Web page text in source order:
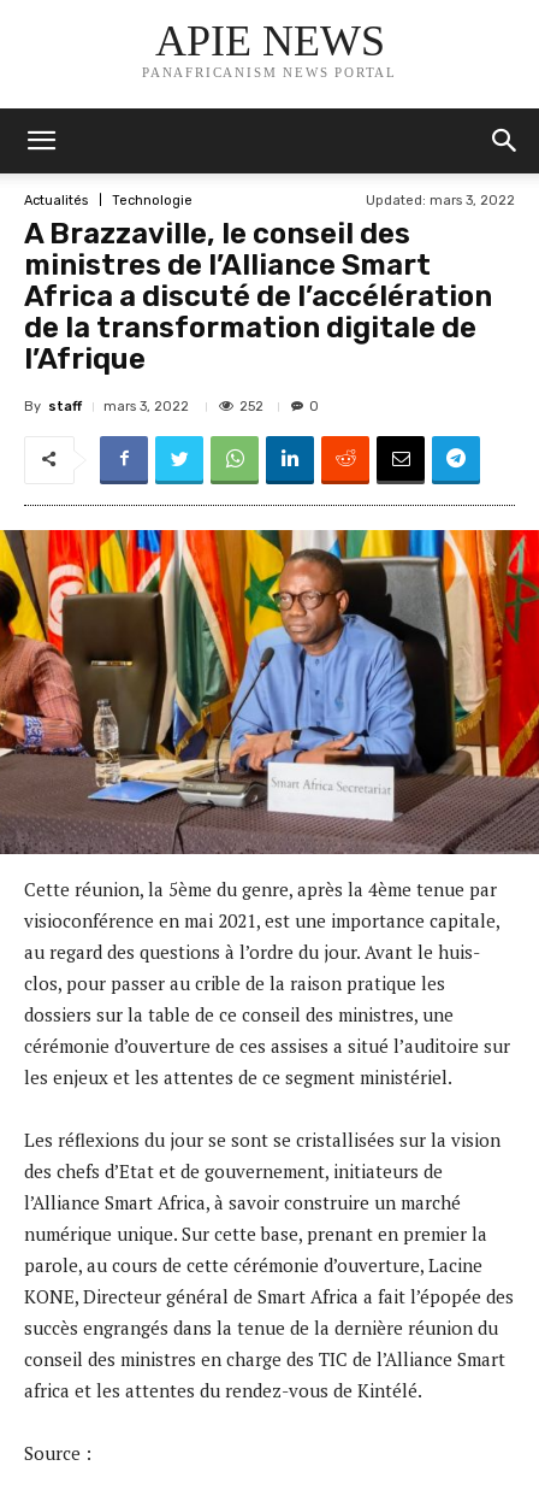
APIE NEWS
PANAFRICANISM NEWS PORTAL
Actualités Technologie Updated: mars 3, 2022
A Brazzaville, le conseil des
ministres de l’Alliance Smart
Africa a discuté de l’accélération
de la transformation digitale de
l’Afrique
By staff mars 3, 2022 252 0
Cette réunion, la 5ème du genre, après la 4ème tenue par
visioconférence en mai 2021, est une importance capitale,
au regard des questions à l’ordre du jour. Avant le huis-
clos, pour passer au crible de la raison pratique les
dossiers sur la table de ce conseil des ministres, une
cérémonie d’ouverture de ces assises a situé l’auditoire sur
les enjeux et les attentes de ce segment ministériel.
Les réflexions du jour se sont se cristallisées sur la vision
des chefs d’Etat et de gouvernement, initiateurs de
l’Alliance Smart Africa, à savoir construire un marché
numérique unique. Sur cette base, prenant en premier la
parole, au cours de cette cérémonie d’ouverture, Lacine
KONE, Directeur général de Smart Africa a fait l’épopée des
succès engrangés dans la tenue de la dernière réunion du
conseil des ministres en charge des TIC de l’Alliance Smart
africa et les attentes du rendez-vous de Kintélé.
Source :